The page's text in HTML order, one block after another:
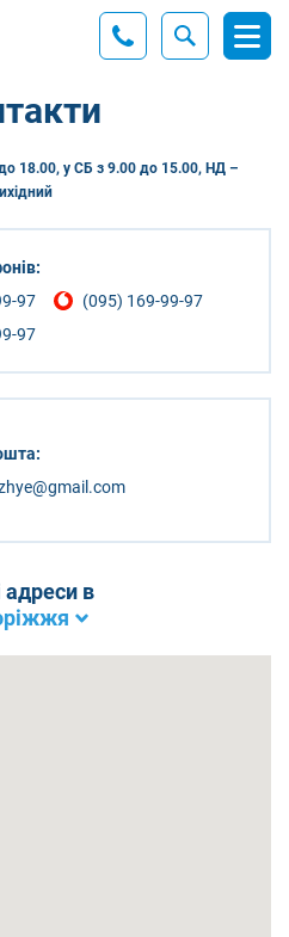
18.00, у СБ з 9.00 до 15.00, НД –
97
(095) 169-99-97
97
в